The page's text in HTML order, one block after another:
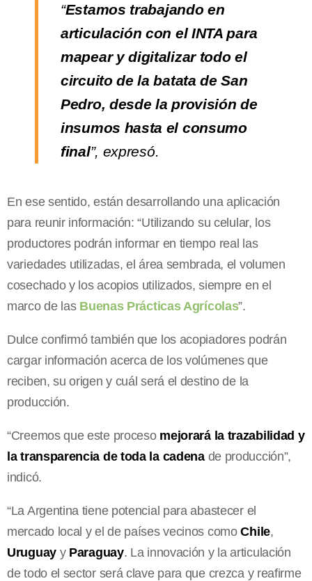
“Estamos trabajando en
articulación con el INTA para
mapear y digitalizar todo el
circuito de la batata de San
Pedro, desde la provisión de
insumos hasta el consumo
final”, expresó.
En ese sentido, están desarrollando una aplicación
para reunir información: “Utilizando su celular, los
productores podrán informar en tiempo real las
variedades utilizadas, el área sembrada, el volumen
cosechado y los acopios utilizados, siempre en el
marco de las Buenas Prácticas Agrícolas”.
Dulce confirmó también que los acopiadores podrán
cargar información acerca de los volúmenes que
reciben, su origen y cuál será el destino de la
producción.
“Creemos que este proceso mejorará la trazabilidad y
la transparencia de toda la cadenade producción”,
indicó.
“La Argentina tiene potencial para abastecer el
mercado local y el de países vecinos comoChile,
Uruguayy Paraguay. La innovación y la articulación
de todo el sector será clave para que crezca y reafirme